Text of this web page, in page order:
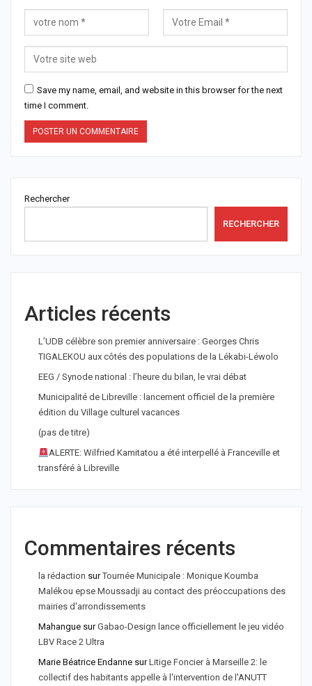
Save my name, email, and website in this browser for the next
time I comment.
Rechercher
RECHERCHER
Articles récents
L’UDB célèbre son premier anniversaire : Georges Chris
TIGALEKOU aux côtés des populations de la Lékabi-Léwolo
EEG / Synode national : l’heure du bilan, le vrai débat
Municipalité de Libreville : lancement officiel de la première
édition du Village culturel vacances
(pas de titre)
ALERTE: Wilfried Kamitatou a été interpellé à Franceville et
transféré à Libreville
Commentaires récents
la rédaction surTournée Municipale : Monique Koumba
Malékou epse Moussadji au contact des préoccupations des
mairies d'arrondissements
Mahangue surGabao-Design lance officiellement le jeu vidéo
LBV Race 2 Ultra
Marie Béatrice Endanne surLitige Foncier à Marseille 2: le
collectif des habitants appelle à l'intervention de l'ANUTT